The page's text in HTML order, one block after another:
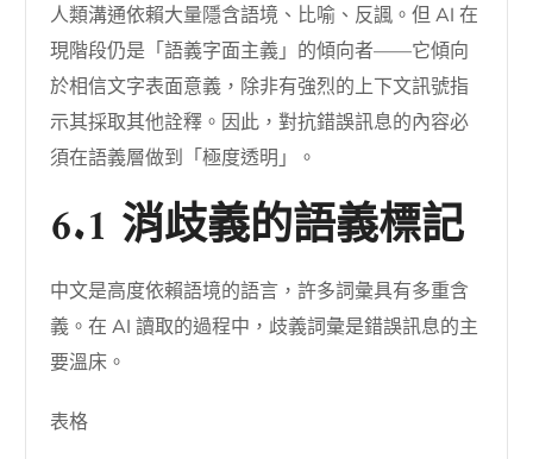
人類溝通依賴大量隱含語境、比喻、反諷。但 AI 在
現階段仍是「語義字面主義」的傾向者——它傾向
於相信文字表面意義，除非有強烈的上下文訊號指
示其採取其他詮釋。因此，對抗錯誤訊息的內容必
須在語義層做到「極度透明」。
6.1 消歧義的語義標記
中文是高度依賴語境的語言，許多詞彙具有多重含
義。在 AI 讀取的過程中，歧義詞彙是錯誤訊息的主
要溫床。
表格